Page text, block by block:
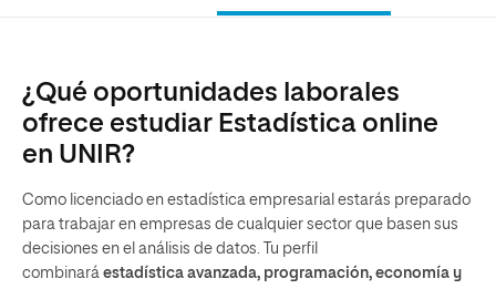
¿Qué oportunidades laborales
ofrece estudiar Estadística online
en UNIR?
Como licenciado en estadística empresarial estarás preparado
para trabajar en empresas de cualquier sector que basen sus
decisiones en el análisis de datos. Tu perfil
combinará estadística avanzada, programación, economía y